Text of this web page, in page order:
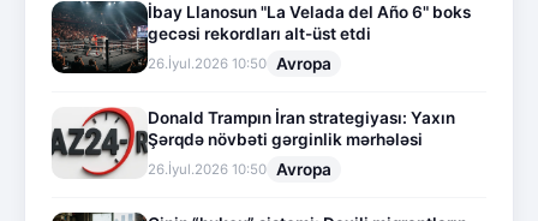
İbay Llanosun "La Velada del Año 6" boks
gecəsi rekordları alt-üst etdi
26.İyul.2026 10:50 Avropa
Donald Trampın İran strategiyası: Yaxın
Şərqdə növbəti gərginlik mərhələsi
26.İyul.2026 10:50 Avropa